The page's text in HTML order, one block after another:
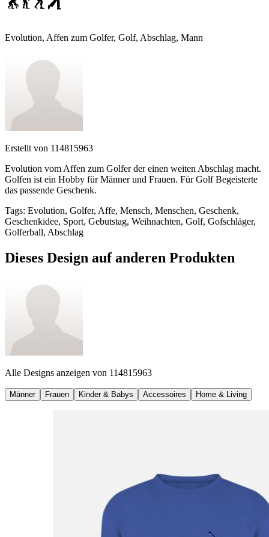
Evolution, Affen zum Golfer, Golf, Abschlag, Mann
Erstellt von 114815963
Evolution vom Affen zum Golfer der einen weiten Abschlag macht.
Golfen ist ein Hobby für Männer und Frauen. Für Golf Begeisterte
das passende Geschenk.
Tags: Evolution, Golfer, Affe, Mensch, Menschen, Geschenk,
Geschenkidee, Sport, Gebutstag, Weihnachten, Golf, Gofschläger,
Golferball, Abschlag
Dieses Design auf anderen Produkten
Alle Designs anzeigen von 114815963
Männer Frauen Kinder & Babys Accessoires Home & Living